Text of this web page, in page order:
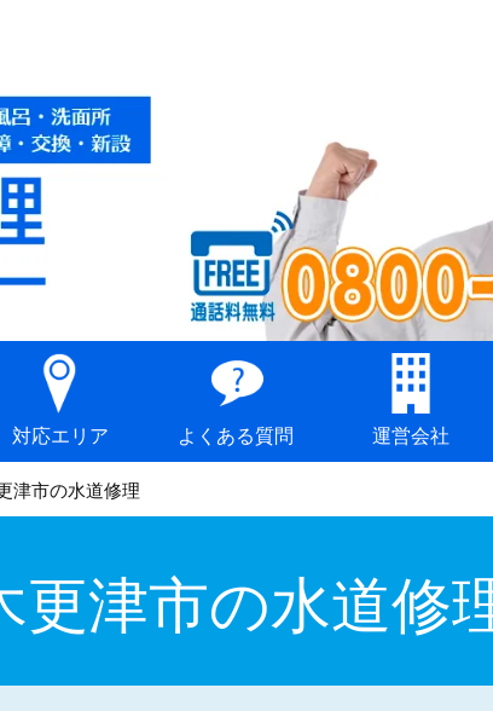
対応エリア よくある質問 運営会社
津市の水道修理
更津市の水道修